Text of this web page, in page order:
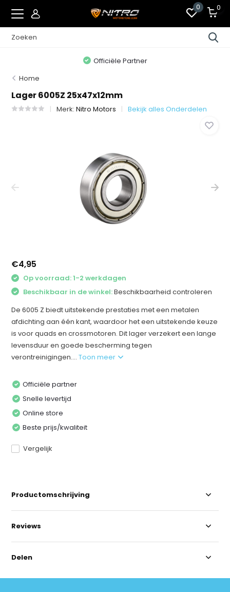
0 0
Officiële Partner
Home
Lager 6005Z 25x47x12mm
Merk:Nitro Motors Bekijk alles Onderdelen
€4,95
Op voorraad: 1-2 werkdagen
Beschikbaar in de winkel:Beschikbaarheid controleren
De 6005 Z biedt uitstekende prestaties met een metalen
afdichting aan één kant, waardoor het een uitstekende keuze
is voor quads en crossmotoren. Dit lager verzekert een lange
levensduur en goede bescherming tegen
verontreinigingen....Toon meer
Officiële partner
Snelle levertijd
Online store
Beste prijs/kwaliteit
Vergelijk
Productomschrijving
Reviews
Delen